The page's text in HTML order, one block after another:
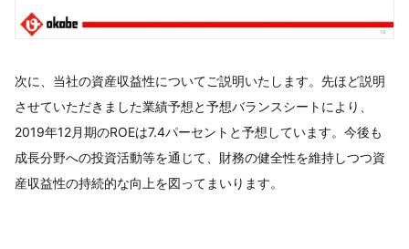
次に、当社の資産収益性についてご説明いたします。先ほど説明
させていただきました業績予想と予想バランスシートにより、
2019年12月期のROEは7.4パーセントと予想しています。今後も
成長分野への投資活動等を通じて、財務の健全性を維持しつつ資
産収益性の持続的な向上を図ってまいります。